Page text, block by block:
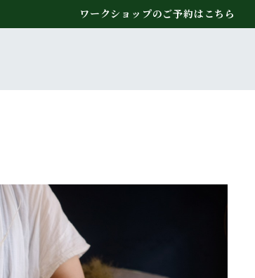
ワークショップのご予約はこちら